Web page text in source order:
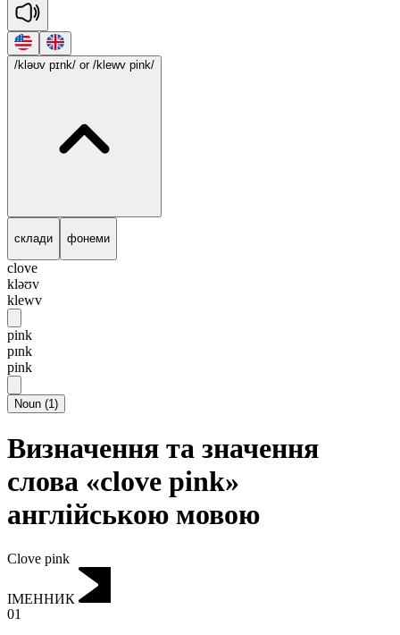
/kləʊv pɪnk/ or /klewv pink/
склади фонеми
clove
kləʊv
klewv
pink
pɪnk
pink
Noun (1)
Визначення та значення
слова «clove pink»
англійською мовою
Clove pink
ІМЕННИК
01